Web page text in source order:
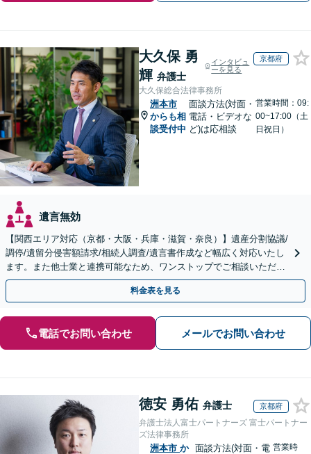
大久保 勇
輝 弁護士
インタビュ
ーを見る
京都府
大久保総合法律事務所
洲本市
からも相
談受付中
面談方法(対面・
電話・ビデオな
ど)は応相談
営業時間：09:
00~17:00（土
日祝日）
遺言無効
【関西エリア対応（京都・大阪・兵庫・滋賀・奈良）】遺産分割協議/
調停/遺留分侵害額請求/相続人調査/遺言書作成など幅広く対応いたし
ます。また他士業と連携可能なため、ワンストップでご相談いただけ
ます。【土日夜間対応】
料金表を見る
電話でお問い合わせ メールでお問い合わせ
徳安 勇佑 弁護士 京都府
弁護士法人富士パートナーズ 富士パートナー
ズ法律事務所
洲本市 か 面談方法(対面・電 営業時